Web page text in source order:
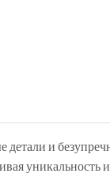
детали и
уникальность и